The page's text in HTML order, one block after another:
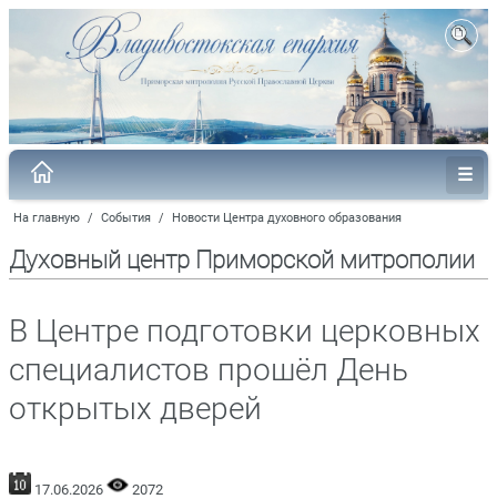
На главную / События / Новости Центра духовного образования
Духовный центр Приморской митрополии
В Центре подготовки церковных
специалистов прошёл День
открытых дверей
17.06.2026
2072